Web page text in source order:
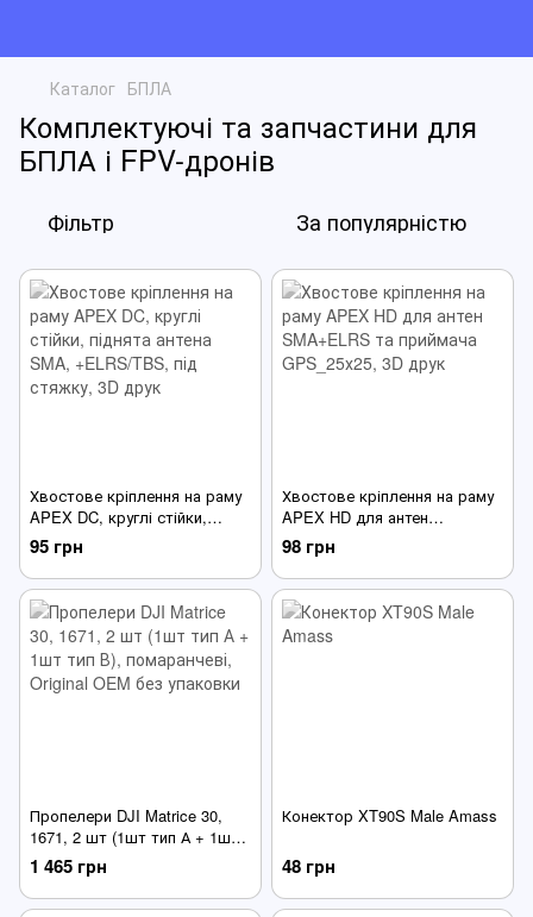
Каталог БПЛА
Комплектуючі та запчастини для
БПЛА і FPV-дронів
Фільтр За популярністю
Хвостове кріплення на раму
APEX DC, круглі стійки,
піднята антена SMA,
+ELRS/TBS, під стяжку, 3D
друк
95 грн
Хвостове кріплення на раму
APEX HD для антен
SMA+ELRS та приймача
GPS_25х25, 3D друк
98 грн
Пропелери DJI Matrice 30,
1671, 2 шт (1шт тип А + 1шт
тип В), помаранчеві, Original
OEM без упаковки
1 465 грн
Конектор XT90S Male Amass
48 грн